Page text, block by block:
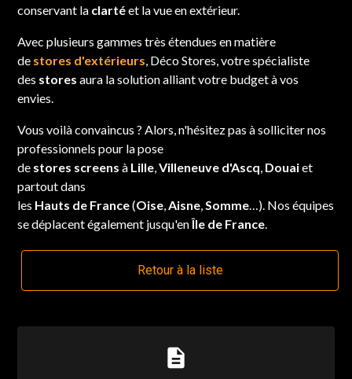
conservant la clartéet la vue en extérieur.
Avec plusieurs gammes très étendues en matière
de stores d'extérieurs, Déco Stores, votre spécialiste
des storesaura la solution alliant votre budget à vos
envies.
Vous voilà convaincus ? Alors, n'hésitez pas à solliciter nos
professionnels pour la pose
de stores screens à Lille,Villeneuve d'Ascq, Douaiet
partout dans
les Hauts de France(Oise,Aisne,Somme…). Nos équipes
se déplacent également jusqu'enÎle de France.
Retour à la liste
description